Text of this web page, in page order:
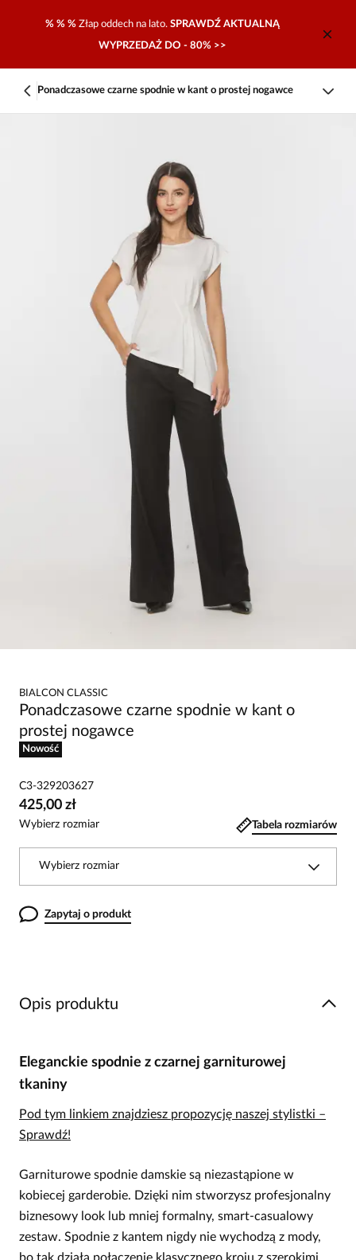
% % % Złap oddech na lato. SPRAWDŹ AKTUALNĄ
WYPRZEDAŻ DO - 80% >>
Ponadczasowe czarne spodnie w kant o prostej nogawce
BIALCON CLASSIC
Ponadczasowe czarne spodnie w kant o
prostej nogawce
Nowość
C3-329203627
425,00 zł
Wybierz rozmiar Tabela rozmiarów
Wybierz rozmiar
Zapytaj o produkt
Opis produktu
Eleganckie spodnie z czarnej garniturowej
tkaniny
Pod tym linkiem znajdziesz propozycję naszej stylistki –
Sprawdź!
Garniturowe spodnie damskie są niezastąpione w
kobiecej garderobie. Dzięki nim stworzysz profesjonalny
biznesowy look lub mniej formalny, smart-casualowy
zestaw. Spodnie z kantem nigdy nie wychodzą z mody,